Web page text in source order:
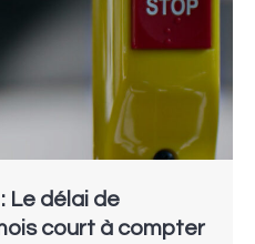
Le délai de
court à compter